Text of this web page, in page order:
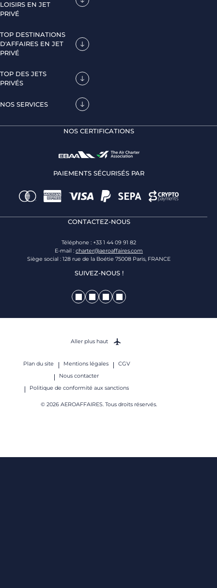
LOISIRS EN JET
PRIVÉ
TOP DESTINATIONS
D'AFFAIRES EN JET
PRIVÉ
TOP DES JETS
PRIVÉS
NOS SERVICES
NOS CERTIFICATIONS
PAIEMENTS SÉCURISÉS PAR
CONTACTEZ-NOUS
Téléphone : +33 1 44 09 91 82
E-mail : charter@aeroaffaires.com
Siège social : 128 rue de la Boétie 75008 Paris, FRANCE
SUIVEZ-NOUS !
Plan du site Mentions légales
CGV
Nous contacter
Politique de conformité aux sanctions
© 2026 AEROAFFAIRES. Tous droits réservés.
Aller plus haut